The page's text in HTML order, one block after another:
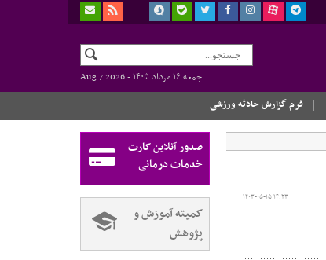
جمعه ۱۶ مرداد ۱۴۰۵ -
Aug 7 2026
فرم گزارش حادثه ورزشی
۱۴۰۳-۰۵-۱۵ ۱۴:۲۳
صدور آنلاین کارت
خدمات درمانی
کمیته آموزش و
پژوهش